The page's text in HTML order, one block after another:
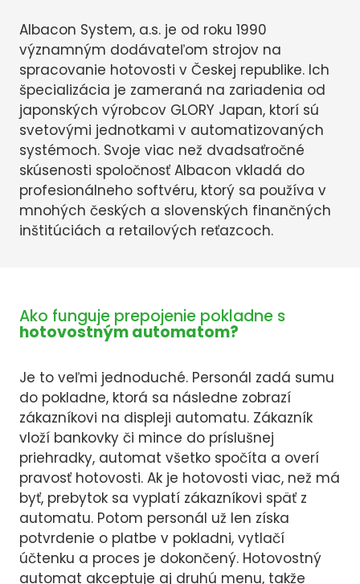
Albacon System, a.s. je od roku 1990
významným dodávateľom strojov na
spracovanie hotovosti v Českej republike. Ich
špecializácia je zameraná na zariadenia od
japonských výrobcov GLORY Japan, ktorí sú
svetovými jednotkami v automatizovaných
systémoch. Svoje viac než dvadsaťročné
skúsenosti spoločnosť Albacon vkladá do
profesionálneho softvéru, ktorý sa používa v
mnohých českých a slovenských finančných
inštitúciách a retailových reťazcoch.
Ako funguje prepojenie pokladne s
hotovostným automatom?
Je to veľmi jednoduché. Personál zadá sumu
do pokladne, ktorá sa následne zobrazí
zákazníkovi na displeji automatu. Zákazník
vloží bankovky či mince do príslušnej
priehradky, automat všetko spočíta a overí
pravosť hotovosti. Ak je hotovosti viac, než má
byť, prebytok sa vyplatí zákazníkovi späť z
automatu. Potom personál už len získa
potvrdenie o platbe v pokladni, vytlačí
účtenku a proces je dokončený. Hotovostný
automat akceptuje aj druhú menu, takže